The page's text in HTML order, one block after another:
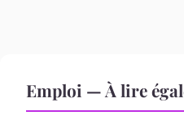
Emploi — À lire